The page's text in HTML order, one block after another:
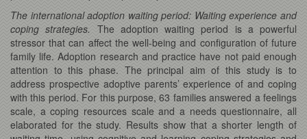
The international adoption waiting period: Waiting experience and
coping strategies. The adoption waiting period is a powerful
stressor that can affect the well-being and configuration of future
family life. Adoption research and practice have not paid enough
attention to this phase. The principal aim of this study is to
address prospective adoptive parents’ experience of and coping
with this period. For this purpose, 63 families answered a feelings
scale, a coping resources scale and a needs questionnaire, all
elaborated for the study. Results show that a shorter length of